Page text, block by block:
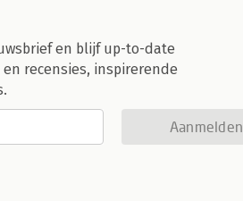
en blijf up-to-date
recensies, inspirerende
Aanmelden